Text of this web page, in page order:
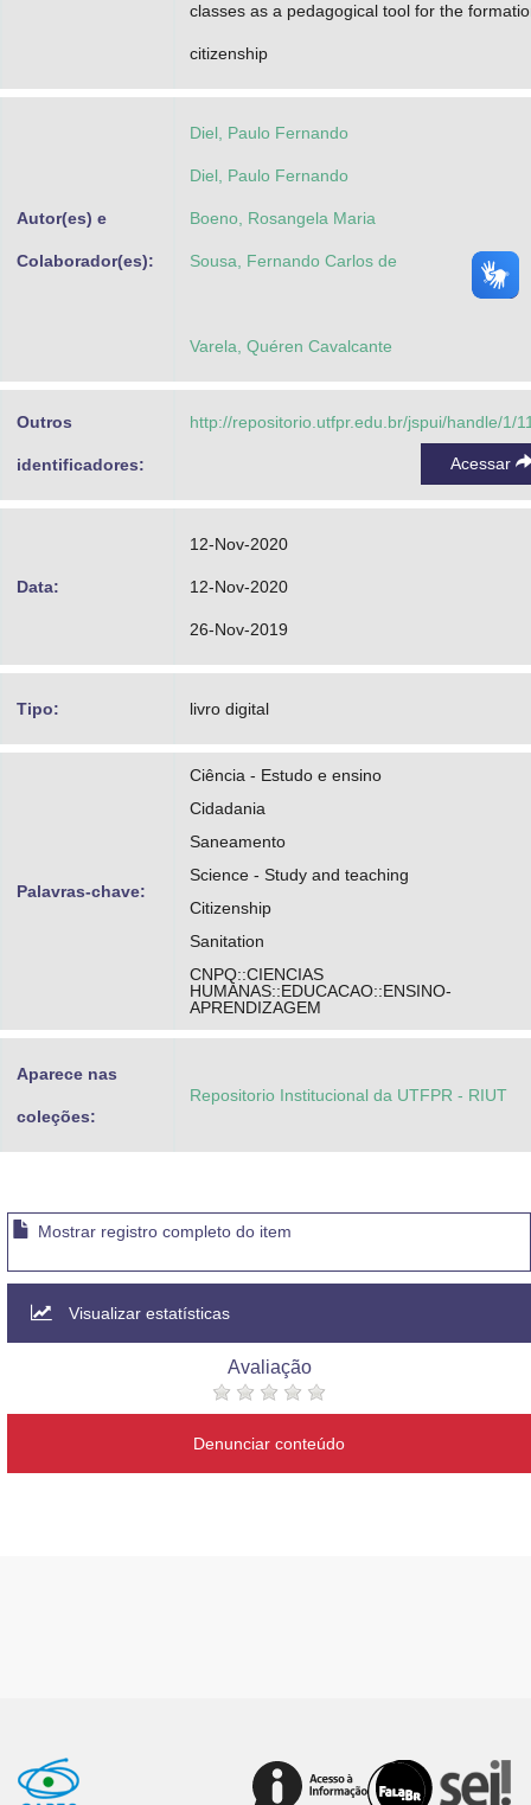
classes as a pedagogical tool for the
citizenship
Autor(es) e
Colaborador(es):
Diel, Paulo Fernando
Diel, Paulo Fernando
Boeno, Rosangela Maria
Sousa, Fernando Carlos de
Varela, Quéren Cavalcante
Outros
identificadores:
http://repositorio.utfpr.edu.br/jspui/handle/1/
Acessar
Data:
12-Nov-2020
12-Nov-2020
26-Nov-2019
Tipo: livro digital
Palavras-chave:
Ciência - Estudo e ensino
Cidadania
Saneamento
Science - Study and teaching
Citizenship
Sanitation
CNPQ::CIENCIAS
HUMANAS::EDUCACAO::ENSINO-
APRENDIZAGEM
Aparece nas
coleções:
Repositorio Institucional da UTFPR - RIUT
Mostrar registro completo do item
Visualizar estatísticas
Avaliação
Denunciar conteúdo